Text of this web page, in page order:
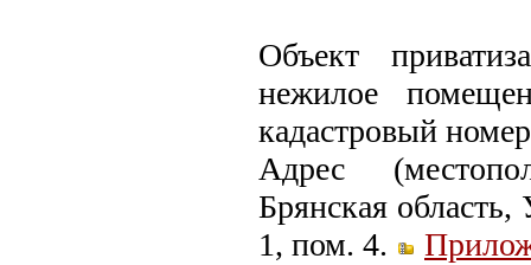
Объект
нежилое
кадастровый
Адрес
Брянская
1, пом. 4.